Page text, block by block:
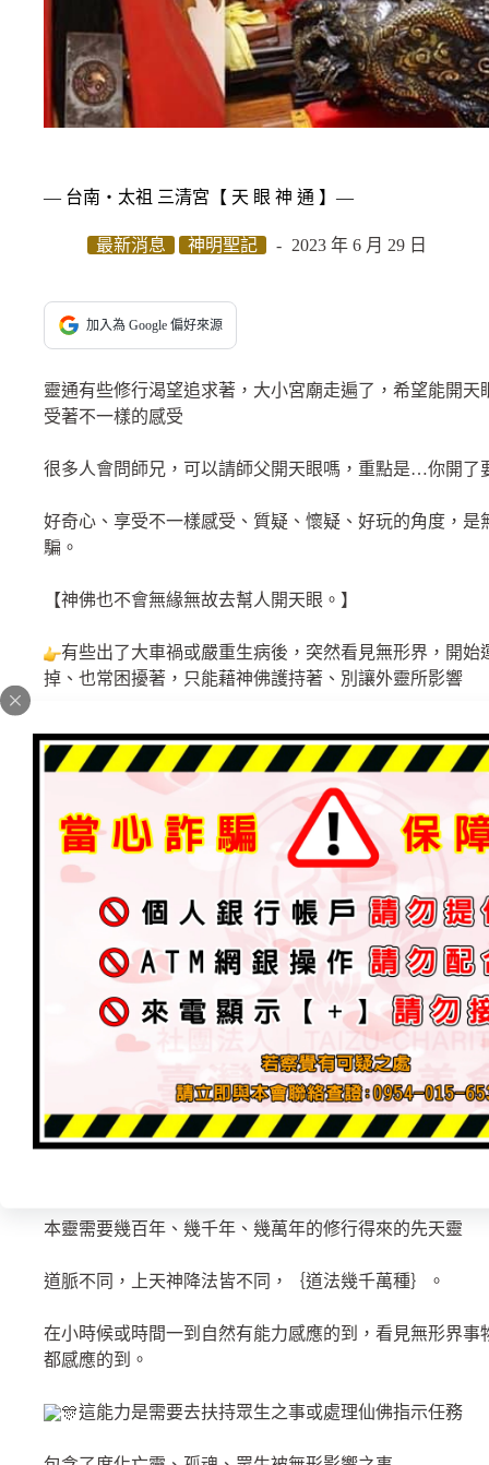
— 台南‧太祖 三清宮【 天 眼 神 通 】—
最新消息 神明聖記 2023 年 6 月 29 日
加入為 Google 偏好來源
靈通有些修行渴望追求著，大小宮廟走遍了，希望能開
受著不一樣的感受
很多人會問師兄，可以請師父開天眼嗎，重點是…你開了
好奇心、享受不一樣感受、質疑、懷疑、好玩的角度，
騙。
【神佛也不會無緣無故去幫人開天眼。】
有些出了大車禍或嚴重生病後，突然看見無形界，開
掉、也常困擾著，只能藉神佛護持著、別讓外靈所影響
有些頻率上已與外靈頻率接近，看不見但有所感受著
晚上睡時來干擾、外靈靠近時感受的到或是到陰地、喪
敏感體質，這時必須找到正確的老師．神佛引導，調回
有些是去廟中看見靈光、神像、神尊或是廟中旁看見
世有修行過，看見的是神佛靈光，這不要緊，他也說師
其實仙佛靈虛幻，看見的是靈光、道光、圓球光、無形
無盡的深淵般的奧妙難尋。
先天本靈修行過的修行者
【先天法】→ 先天就有的靈感、感應、靈通、天眼
本靈需要幾百年、幾千年、幾萬年的修行得來的先天靈
道脈不同，上天神降法皆不同，｛道法幾千萬種｝。
在小時候或時間一到自然有能力感應的到，看見無形界
都感應的到。
這能力是需要去扶持眾生之事或處理仙佛指示任務